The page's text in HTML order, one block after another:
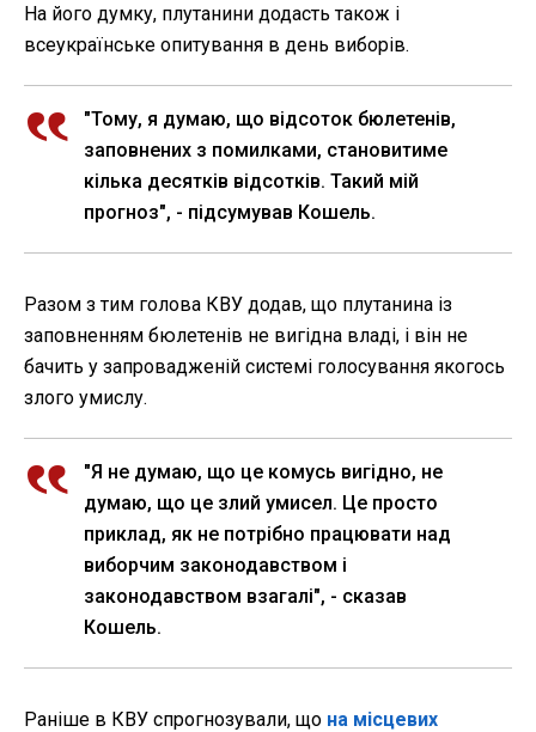
На його думку, плутанини додасть також і
всеукраїнське опитування в день виборів.
"Тому, я думаю, що відсоток бюлетенів,
заповнених з помилками, становитиме
кілька десятків відсотків. Такий мій
прогноз", - підсумував Кошель.
Разом з тим голова КВУ додав, що плутанина із
заповненням бюлетенів не вигідна владі, і він не
бачить у запровадженій системі голосування якогось
злого умислу.
"Я не думаю, що це комусь вигідно, не
думаю, що це злий умисел. Це просто
приклад, як не потрібно працювати над
виборчим законодавством і
законодавством взагалі", - сказав
Кошель.
Раніше в КВУ спрогнозували, що на місцевих